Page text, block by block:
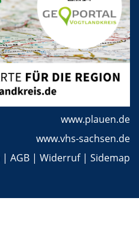
www.plauen.de
www.vhs-sachsen.de
| AGB | Widerruf| Sidemap